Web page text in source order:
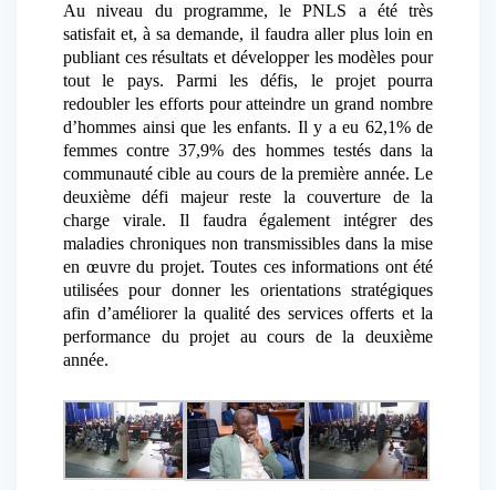
Au niveau du programme, le PNLS a été très
satisfait et, à sa demande, il faudra aller plus loin en
publiant ces résultats et développer les modèles pour
tout le pays. Parmi les défis, le projet pourra
redoubler les efforts pour atteindre un grand nombre
d’hommes ainsi que les enfants. Il y a eu 62,1% de
femmes contre 37,9% des hommes testés dans la
communauté cible au cours de la première année. Le
deuxième défi majeur reste la couverture de la
charge virale. Il faudra également intégrer des
maladies chroniques non transmissibles dans la mise
en œuvre du projet. Toutes ces informations ont été
utilisées pour donner les orientations stratégiques
afin d’améliorer la qualité des services offerts et la
performance du projet au cours de la deuxième
année.